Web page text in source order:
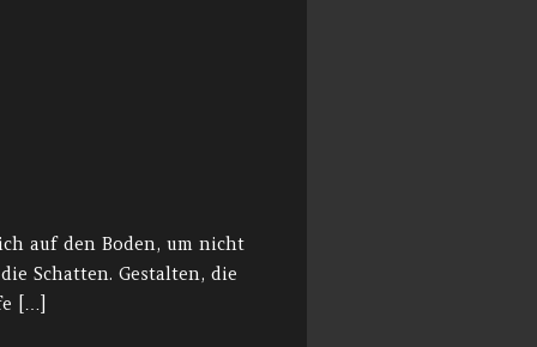
auf den Boden, um nicht
Schatten. Gestalten, die
[…]